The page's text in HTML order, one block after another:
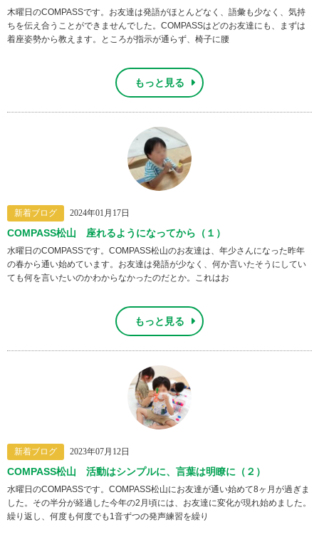
木曜日のCOMPASSです。お友達は発語がほとんどなく、語彙も少なく、気持
ちを伝え合うことができませんでした。COMPASSはどのお友達にも、まずは
着座姿勢から教えます。ところが指示が通らず、椅子に腰
もっと見る
新着ブログ 2024年01月17日
COMPASS松山 座れるようになってから（１）
水曜日のCOMPASSです。COMPASS松山のお友達は、年少さんになった昨年
の春から通い始めています。お友達は発語が少なく、何か言いたそうにしてい
ても何を言いたいのかわからなかったのだとか。これはお
もっと見る
新着ブログ 2023年07月12日
COMPASS松山 活動はシンプルに、言葉は明瞭に（２）
水曜日のCOMPASSです。COMPASS松山にお友達が通い始めて8ヶ月が過ぎま
した。その半分が経過した今年の2月頃には、お友達に変化が現れ始めました。
繰り返し、何度も何度でも1音ずつの発声練習を繰り